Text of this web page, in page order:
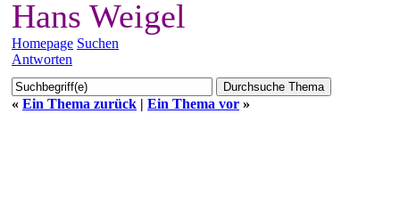
Hans Weigel
Homepage Suchen
Antworten
« Ein Thema zurück | Ein Thema vor »